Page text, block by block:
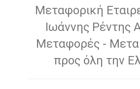
Μεταφορική
Ιωάννης Ρέντης
Μεταφορές -
προς όλη την